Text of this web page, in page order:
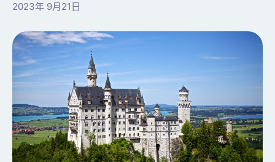
2023年 9月21日